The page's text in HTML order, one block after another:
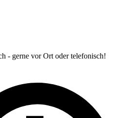
- gerne vor Ort oder telefonisch!